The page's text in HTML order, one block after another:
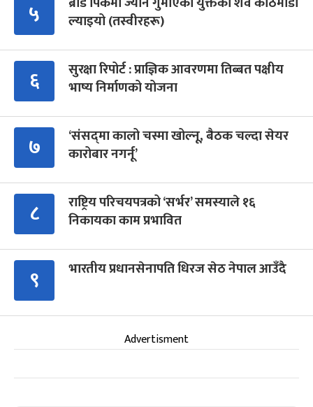
५
ल्याइयो (तस्वीरहरू)
६
सुरक्षा रिपोर्ट : प्राज्ञिक आवरणमा तिब्बत पक्षीय
भाष्य निर्माणको योजना
७
‘संसद्‍मा कालो चस्मा खोल्नू, बैठक चल्दा सेयर
कारोबार नगर्नू’
८
राष्ट्रिय परिचयपत्रको ‘सर्भर’ समस्याले १६
निकायका काम प्रभावित
९ भारतीय प्रधानसेनापति धिरज सेठ नेपाल आउँदै
Advertisment